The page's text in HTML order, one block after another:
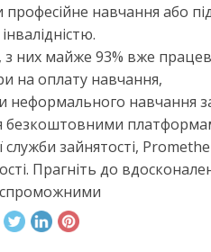
навчання або
них майже 93% вже
на оплату навчання,
неформального навчання
зайнятості,
Прагніть до